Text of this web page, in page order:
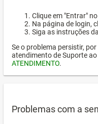
Clique em "Entrar"
Na página de login,
Siga as instruções
Se o problema persistir,
atendimento de Suporte
ATENDIMENTO.
Problemas com a